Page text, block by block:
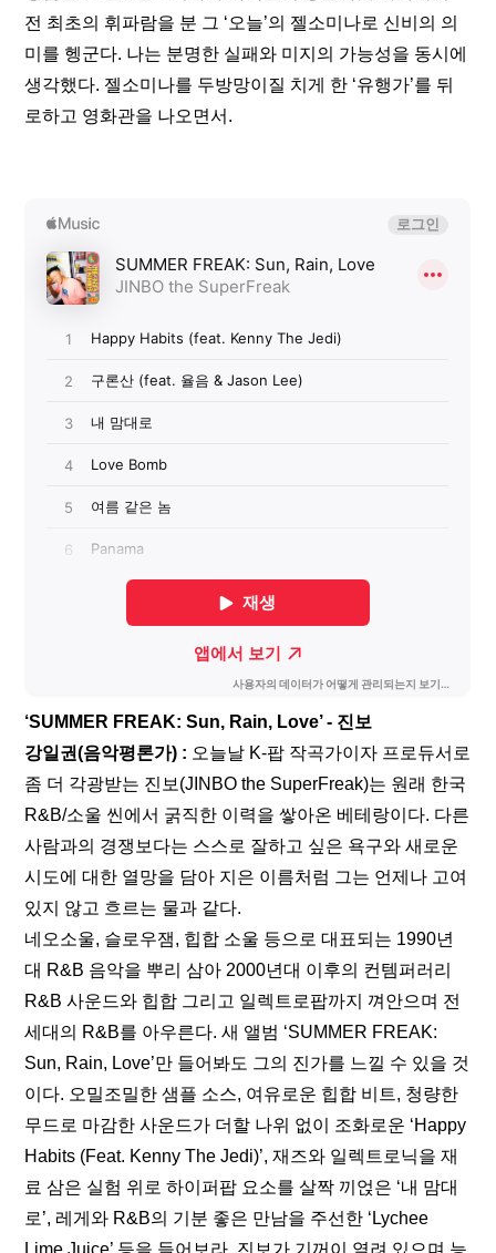
전 최초의 휘파람을 분 그 ‘오늘’의 젤소미나로 신비의 의
미를 헹군다. 나는 분명한 실패와 미지의 가능성을 동시에
생각했다. 젤소미나를 두방망이질 치게 한 ‘유행가’를 뒤
로하고 영화관을 나오면서.
‘SUMMER FREAK: Sun, Rain, Love’ - 진보
강일권(음악평론가) : 오늘날 K-팝 작곡가이자 프로듀서로
좀 더 각광받는 진보(JINBO the SuperFreak)는 원래 한국
R&B/소울 씬에서 굵직한 이력을 쌓아온 베테랑이다. 다른
사람과의 경쟁보다는 스스로 잘하고 싶은 욕구와 새로운
시도에 대한 열망을 담아 지은 이름처럼 그는 언제나 고여
있지 않고 흐르는 물과 같다.
네오소울, 슬로우잼, 힙합 소울 등으로 대표되는 1990년
대 R&B 음악을 뿌리 삼아 2000년대 이후의 컨템퍼러리
R&B 사운드와 힙합 그리고 일렉트로팝까지 껴안으며 전
세대의 R&B를 아우른다. 새 앨범 ‘SUMMER FREAK:
Sun, Rain, Love’만 들어봐도 그의 진가를 느낄 수 있을 것
이다. 오밀조밀한 샘플 소스, 여유로운 힙합 비트, 청량한
무드로 마감한 사운드가 더할 나위 없이 조화로운 ‘Happy
Habits (Feat. Kenny The Jedi)’, 재즈와 일렉트로닉을 재
료 삼은 실험 위로 하이퍼팝 요소를 살짝 끼얹은 ‘내 맘대
로’, 레게와 R&B의 기분 좋은 만남을 주선한 ‘Lychee